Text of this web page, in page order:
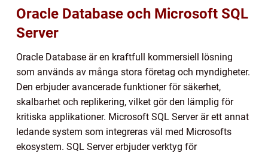
Oracle Database och Microsoft SQL
Server
Oracle Database är en kraftfull kommersiell lösning
som används av många stora företag och myndigheter.
Den erbjuder avancerade funktioner för säkerhet,
skalbarhet och replikering, vilket gör den lämplig för
kritiska applikationer. Microsoft SQL Server är ett annat
ledande system som integreras väl med Microsofts
ekosystem. SQL Server erbjuder verktyg för